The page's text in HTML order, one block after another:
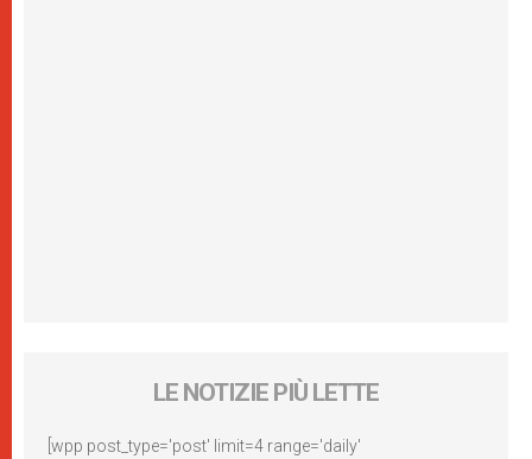
LE NOTIZIE PIÙ LETTE
[wpp post_type='post' limit=4 range='daily'